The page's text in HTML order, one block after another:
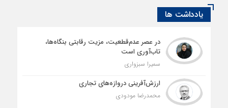
یادداشت ها
در عصر عدم‌قطعیت، مزیت رقابتی بنگاه‌ها،
تاب‌آوری است
سمیرا سبزواری
ارزش‌آفرینی دروازه‌های تجاری
محمدرضا مودودی